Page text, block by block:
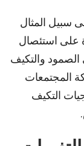
سبيل المثال
على استئصال
والتكيف
المجتمعات
التكيف